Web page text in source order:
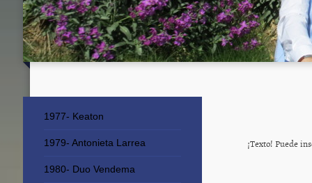
¡Texto! Puede
1977- Keaton
1979- Antonieta Larrea
1980- Duo Vendema